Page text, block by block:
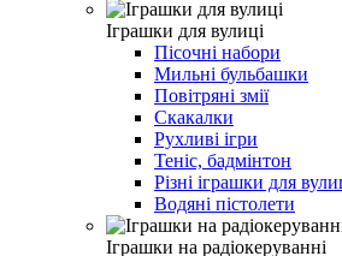
Іграшки для вулиці
Пісочні набори
Мильні бульбашки
Повітряні змії
Скакалки
Рухливі ігри
Теніс, бадмінтон
Різні іграшки для
Водяні пістолети
Іграшки на радіокеруванні